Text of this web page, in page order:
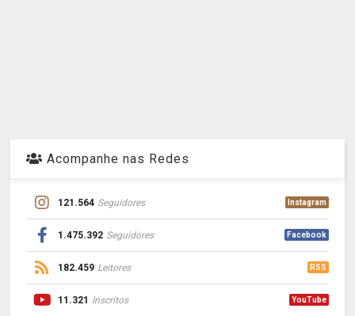
Acompanhe nas Redes
121.564 Seguidores Instagram
1.475.392 Seguidores Facebook
182.459 Leitores RSS
11.321 Inscritos YouTube